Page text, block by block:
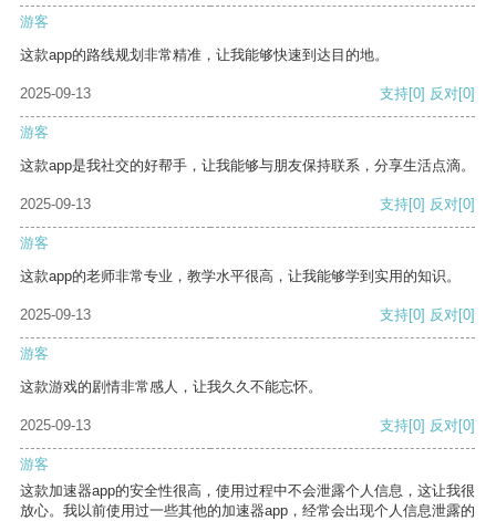
游客
这款app的路线规划非常精准，让我能够快速到达目的地。
2025-09-13 支持[0] 反对[0]
游客
这款app是我社交的好帮手，让我能够与朋友保持联系，分享生活点滴。
2025-09-13 支持[0] 反对[0]
游客
这款app的老师非常专业，教学水平很高，让我能够学到实用的知识。
2025-09-13 支持[0] 反对[0]
游客
这款游戏的剧情非常感人，让我久久不能忘怀。
2025-09-13 支持[0] 反对[0]
游客
这款加速器app的安全性很高，使用过程中不会泄露个人信息，这让我很
放心。我以前使用过一些其他的加速器app，经常会出现个人信息泄露的